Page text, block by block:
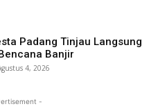
Padang Tinjau Langsung
Banjir
4, 2026
-